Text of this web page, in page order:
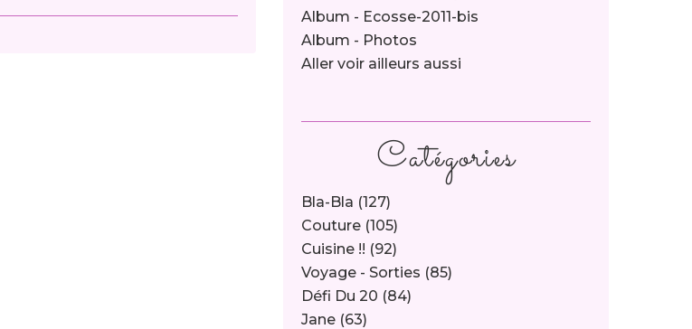
Catégories
Bla-Bla (127)
Couture (105)
Cuisine !! (92)
Voyage - Sorties (85)
Défi Du 20 (84)
Jane (63)
Album - Ecosse-2011-bis
Album - Photos
Aller voir ailleurs aussi